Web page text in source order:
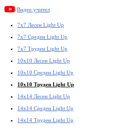
Видео учител
7x7 Лесен Light Up
7x7 Среден Light Up
7x7 Труден Light Up
10x10 Лесен Light Up
10x10 Среден Light Up
10x10 Труден Light Up
14x14 Лесен Light Up
14x14 Среден Light Up
14x14 Труден Light Up